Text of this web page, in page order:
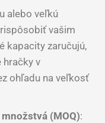
alebo veľkú
vašim
kapacity zaručujú,
hračky v
ohľadu na veľkosť
(MOQ):